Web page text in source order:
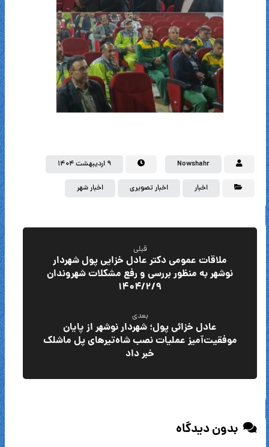
Nowshahr ۹ اردیبهشت ۱۴۰۴
اخبار اخبار تصویری اخبار شهر
قبلی
ملاقات عمومی دکتر عادل خزایی پول شهردار
نوشهر به منظور بررسی و رفع مشکلات شهروندان
۱۴۰۴/۲/۹
بعدی
عادل خزائی پول؛ شهردار نوشهر از پایان
موفقیت‌آمیز عملیات نصب شاه‌تیرهای پل ماشلک
خبر داد
بدون دیدگاه